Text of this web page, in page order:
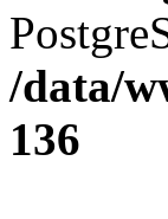
/data/
136